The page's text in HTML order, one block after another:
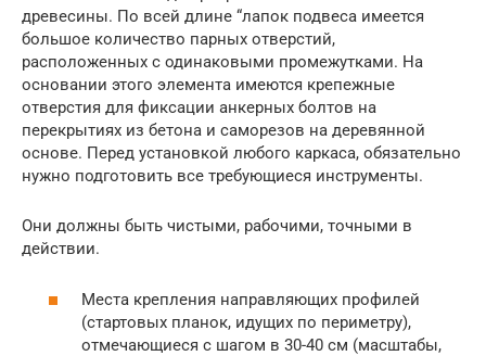
древесины. По всей длине “лапок подвеса имеется
большое количество парных отверстий,
расположенных с одинаковыми промежутками. На
основании этого элемента имеются крепежные
отверстия для фиксации анкерных болтов на
перекрытиях из бетона и саморезов на деревянной
основе. Перед установкой любого каркаса, обязательно
нужно подготовить все требующиеся инструменты.
Они должны быть чистыми, рабочими, точными в
действии.
Места крепления направляющих профилей
(стартовых планок, идущих по периметру),
отмечающиеся с шагом в 30-40 см (масштабы,